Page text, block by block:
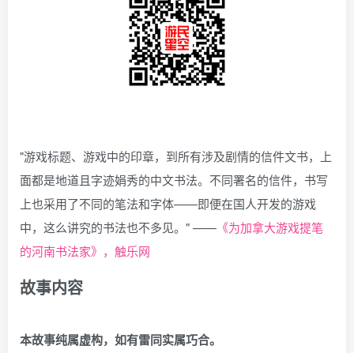
"游戏标题、游戏中的印章，到所有涉及剧情的信件文书，上
面都是地道且字迹娟秀的中文书法。不同署名的信件，书写
上也采用了不同的笔法和字体——即便在国人开发的游戏
中，这么讲究的书法也不多见。" —— 《为加拿大游戏提笔
的河南书法家》，触乐网
故事内容
本故事纯属虚构，如有雷同实属巧合。